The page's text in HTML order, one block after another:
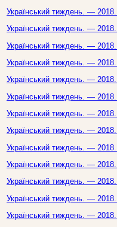
Український тиждень. —
Український тиждень. —
Український тиждень. —
Український тиждень. —
Український тиждень. —
Український тиждень. —
Український тиждень. —
Український тиждень. —
Український тиждень. —
Український тиждень. —
Український тиждень. —
Український тиждень. —
Український тиждень. —